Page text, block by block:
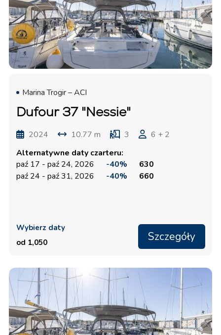
Marina Trogir – ACI
Dufour 37 "Nessie"
2024 10.77 m 3
6 + 2
Alternatywne daty czarteru:
paź 17 - paź 24, 2026
-40%
630
paź 24 - paź 31, 2026
-40% 660
Wybierz daty
od 1,050
Szczegóły